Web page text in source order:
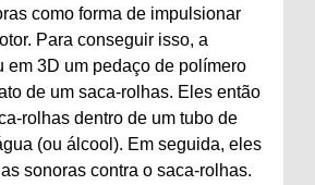
como forma de impulsionar
Para conseguir isso, a
em 3D um pedaço de polímero
de um saca-rolhas. Eles então
rolhas dentro de um tubo de
(ou álcool). Em seguida, eles
sonoras contra o saca-rolhas.